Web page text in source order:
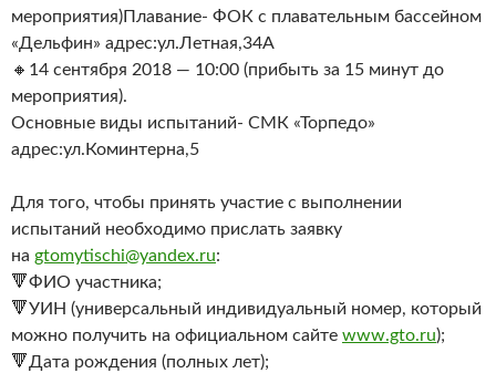
мероприятия)Плавание- ФОК с плавательным бассейном
«Дельфин» адрес:ул.Летная,34А
🔸14 сентября 2018 — 10:00 (прибыть за 15 минут до
мероприятия).
Основные виды испытаний- СМК «Торпедо»
адрес:ул.Коминтерна,5
Для того, чтобы принять участие с выполнении
испытаний необходимо прислать заявку
на gtomytischi@yandex.ru:
🔻ФИО участника;
🔻УИН (универсальный индивидуальный номер, который
можно получить на официальном сайте www.gto.ru);
🔻Дата рождения (полных лет);